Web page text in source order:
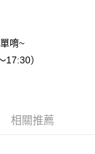
轉到大哥付的交易
，確認付款後即完
頁面所載為準。
，訂單將自動取
。 讓您購物簡單
AFTEE先享後付」
唷~
）
相關推薦